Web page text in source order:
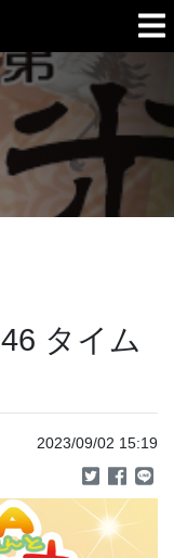
タイム
2023/09/02 15:19